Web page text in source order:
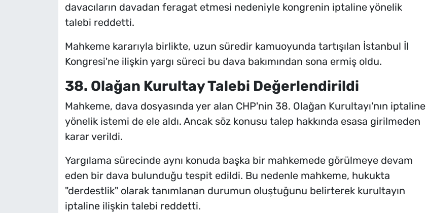
davacıların davadan feragat etmesi nedeniyle kongrenin iptaline yönelik
talebi reddetti.
Mahkeme kararıyla birlikte, uzun süredir kamuoyunda tartışılan İstanbul İl
Kongresi'ne ilişkin yargı süreci bu dava bakımından sona ermiş oldu.
38. Olağan Kurultay Talebi Değerlendirildi
Mahkeme, dava dosyasında yer alan CHP'nin 38. Olağan Kurultayı'nın iptaline
yönelik istemi de ele aldı. Ancak söz konusu talep hakkında esasa girilmeden
karar verildi.
Yargılama sürecinde aynı konuda başka bir mahkemede görülmeye devam
eden bir dava bulunduğu tespit edildi. Bu nedenle mahkeme, hukukta
"derdestlik" olarak tanımlanan durumun oluştuğunu belirterek kurultayın
iptaline ilişkin talebi reddetti.